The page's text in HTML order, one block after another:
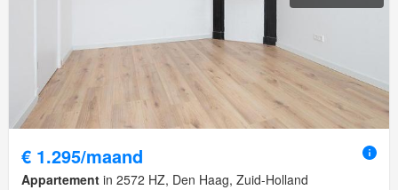
€ 1.295/maand
Appartement in 2572 HZ, Den Haag, Zuid-Holland